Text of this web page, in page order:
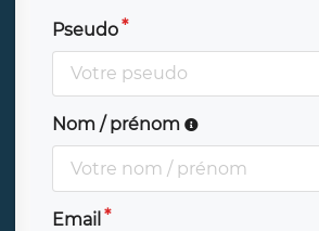
Pseudo
Nom / prénom
Email